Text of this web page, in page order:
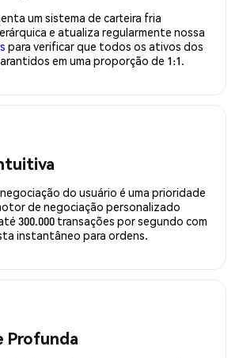
um sistema de carteira fria
e atualiza regularmente nossa
para verificar que todos os ativos dos
em uma proporção de 1:1.
do usuário é uma prioridade
de negociação personalizado
300.000 transações por segundo com
instantâneo para ordens.
Profunda